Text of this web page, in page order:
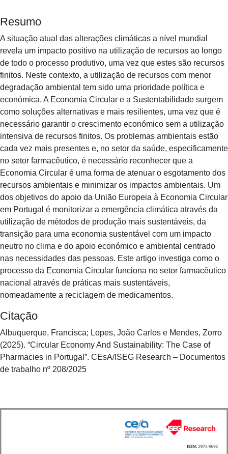
Resumo
A situação atual das alterações climáticas a nível mundial
revela um impacto positivo na utilização de recursos ao longo
de todo o processo produtivo, uma vez que estes são recursos
finitos. Neste contexto, a utilização de recursos com menor
degradação ambiental tem sido uma prioridade política e
económica. A Economia Circular e a Sustentabilidade surgem
como soluções alternativas e mais resilientes, uma vez que é
necessário garantir o crescimento económico sem a utilização
intensiva de recursos finitos. Os problemas ambientais estão
cada vez mais presentes e, no setor da saúde, especificamente
no setor farmacêutico, é necessário reconhecer que a
Economia Circular é uma forma de atenuar o esgotamento dos
recursos ambientais e minimizar os impactos ambientais. Um
dos objetivos do apoio da União Europeia à Economia Circular
em Portugal é monitorizar a emergência climática através da
utilização de métodos de produção mais sustentáveis, da
transição para uma economia sustentável com um impacto
neutro no clima e do apoio económico e ambiental centrado
nas necessidades das pessoas. Este artigo investiga como o
processo da Economia Circular funciona no setor farmacêutico
nacional através de práticas mais sustentáveis,
nomeadamente a reciclagem de medicamentos.
Citação
Albuquerque, Francisca; Lopes, João Carlos e Mendes, Zorro
(2025). “Circular Economy And Sustainability: The Case of
Pharmacies in Portugal”. CEsA/ISEG Research – Documentos
de trabalho nº 208/2025